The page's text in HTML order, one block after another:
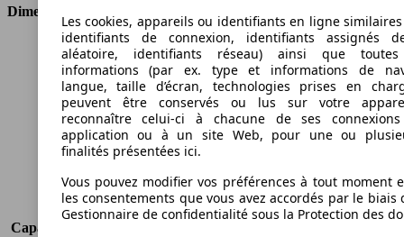
Dimensions
Longueur
4740 mm
Hauteur
1880 mm
Largeur
1832 mm
Empattement
3105 mm
Poids maximum
2370 kg
Charge maximale
925 kg
Sièges
2
Charge sur toit
-
Capacité de remorquage (sans freins)
Les cookies, appareils ou identifiants en ligne
identifiants de connexion, identifiants assignés
aléatoire, identifiants réseau) ainsi que
informations (par ex. type et informations de
langue, taille d’écran, technologies prises en
peuvent être conservés ou lus sur votre
reconnaître celui-ci à chacune de ses
application ou à un site Web, pour une ou
finalités présentées ici.
Vous pouvez modifier vos préférences à tout moment
les consentements que vous avez accordés par le biais
Gestionnaire de confidentialité sous la Protection des